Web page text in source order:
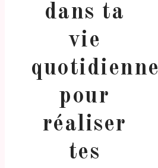
dans ta
vie
quotidienne
pour
réaliser
tes